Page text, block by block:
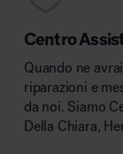
Centro
Quando ne
riparazioni e
da noi. Siamo
Della Chiara,